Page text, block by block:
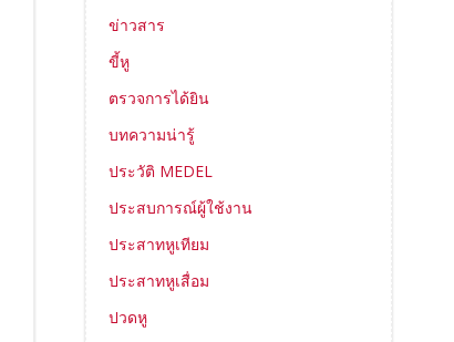
ข่าวสาร
ขี้หู
ตรวจการได้ยิน
บทความน่ารู้
ประวัติ MEDEL
ประสบการณ์ผู้ใช้งาน
ประสาทหูเทียม
ประสาทหูเสื่อม
ปวดหู